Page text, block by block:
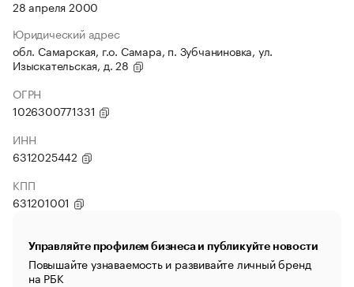
28 апреля 2000
Юридический адрес
обл. Самарская, г.о. Самара, п. Зубчаниновка, ул.
Изыскательская, д. 28
ОГРН
1026300771331
ИНН
6312025442
КПП
631201001
Управляйте профилем бизнеса и публикуйте новости
Повышайте узнаваемость и развивайте личный бренд
на РБК